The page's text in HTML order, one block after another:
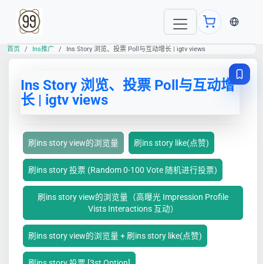
当前语
首页 Ins推广 Ins Story 浏览、投票 Poll与互动增长 | igtv views
Ins Story 浏览、投票 Poll与互动增
长 | igtv views
刷ins story view的浏览量 刷ins story like(点赞)
刷ins story 投票 (Random 0-100 Vote 随机进行投票)
刷ins story view的浏览量（高曝光 Impression Profile
Vists Interactions 互动）
刷ins story view的浏览量 + 刷ins story like(点赞)